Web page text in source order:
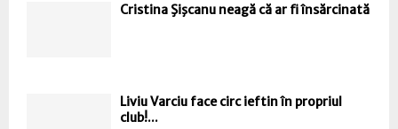
Cristina Şişcanu neagă că ar fi însărcinată
Liviu Varciu face circ ieftin în propriul
club!...